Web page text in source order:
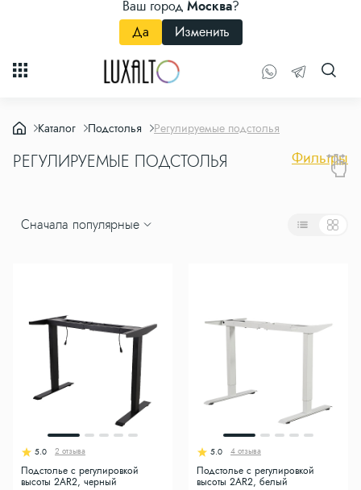
Ваш город Москва?
Да
Изменить
Каталог Подстолья Регулируемые подстолья
РЕГУЛИРУЕМЫЕ ПОДСТОЛЬЯ Фильтры
Сначала популярные
5.0 2 отзыва
Подстолье с регулировкой
высоты 2AR2, черный
5.0 4 отзыва
Подстолье с регулировкой
высоты 2AR2, белый